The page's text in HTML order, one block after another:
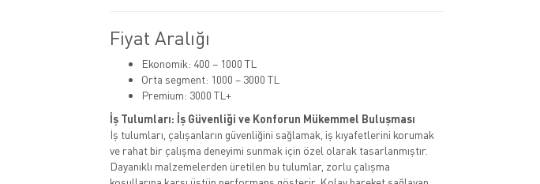
Fiyat Aralığı
Ekonomik: 400 – 1000 TL
Orta segment: 1000 – 3000 TL
Premium: 3000 TL+
İş Tulumları: İş Güvenliği ve Konforun Mükemmel Buluşması
İş tulumları, çalışanların güvenliğini sağlamak, iş kıyafetlerini korumak
ve rahat bir çalışma deneyimi sunmak için özel olarak tasarlanmıştır.
Dayanıklı malzemelerden üretilen bu tulumlar, zorlu çalışma